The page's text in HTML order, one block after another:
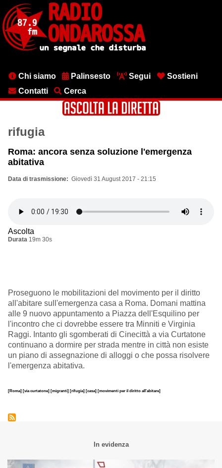
contenuto
principale
MenuChi siamo Palinsesto Segui
Sostieni
Contatti
Cerca
rifugia
Roma: ancora senza soluzione l'emergenza
abitativa
Data di trasmissione Giovedì 31 August 2017 - 21:15
Ascolta
Durata 19m 30s
Proseguono le mobilitazioni del movimento per il diritto
all'abitare sull'emergenza casa a Roma. Domani mattina
alle 9 nuovo appuntamento a Piazza dell'Esquilino per
l'incontro che ci dovrebbe essere tra Minniti e Virginia
Raggi. Intanto gli sgomberati di Cinecittà a via Curtatone
continuano a dormire per strada mentre in città non esiste
un piano di assegnazione di alloggi o che possa risolvere
l'emergenza abitativa.
[Roma] [via curtatone] [migranti] [rifugia] [casa] [movimenti per il diritto all'abitare]
In evidenza